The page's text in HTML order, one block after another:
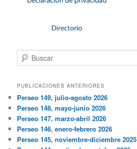
Buscar
PUBLICACIONES ANTERIORES
Perseo 149, julio-agosto 2026
Perseo 148, mayo-junio 2026
Perseo 147, marzo-abril 2026
Perseo 146, enero-febrero 2026
Perseo 145, noviembre-diciembre 2025